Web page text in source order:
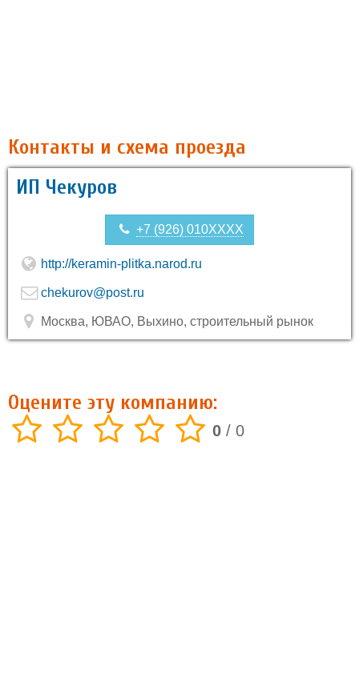
Контакты и схема проезда
ИП Чекуров
+7 (926) 010XXXX
http://keramin-plitka.narod.ru
chekurov@post.ru
Москва, ЮВАО, Выхино, строительный рынок
Оцените эту компанию:
0 / 0